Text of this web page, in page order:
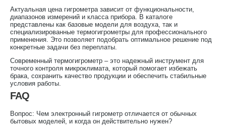
Актуальная цена гигрометра зависит от функциональности,
диапазонов измерений и класса прибора. В каталоге
представлены как базовые модели для воздуха, так и
специализированные термогигрометры для профессионального
применения. Это позволяет подобрать оптимальное решение под
конкретные задачи без переплаты.
Современный термогигрометр – это надежный инструмент для
точного контроля микроклимата, который помогает избежать
брака, сохранить качество продукции и обеспечить стабильные
условия работы.
FAQ
Вопрос: Чем электронный гигрометр отличается от обычных
бытовых моделей, и когда он действительно нужен?